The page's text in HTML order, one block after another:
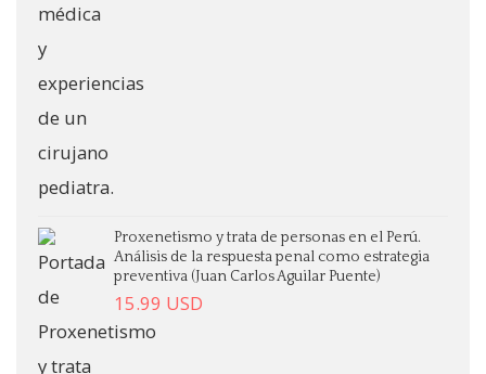
Proxenetismo y trata de personas en el Perú.
Análisis de la respuesta penal como estrategia
preventiva (Juan Carlos Aguilar Puente)
15.99 USD